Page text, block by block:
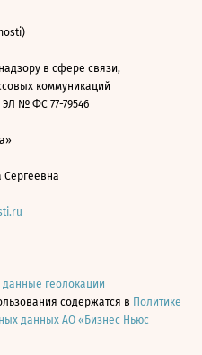
в сфере связи,
коммуникаций
ЭЛ № ФС 77-79546
Сергеевна
данные геолокации
содержатся в Политике
данных АО «Бизнес Ньюс